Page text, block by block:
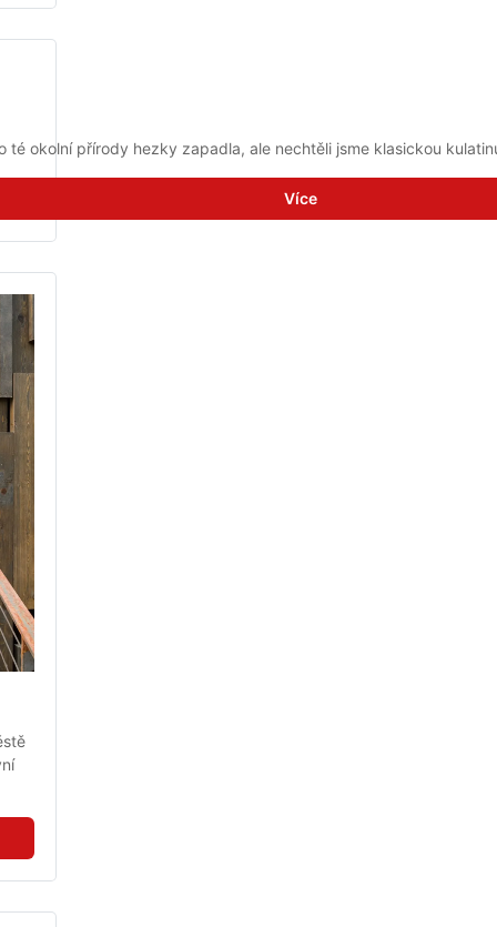
okolní přírody hezky zapadla, ale nechtěli jsme klasickou
Více